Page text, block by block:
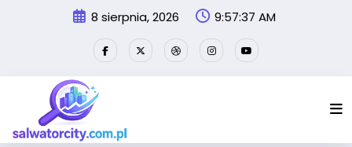
8 sierpnia, 2026 9:57:37 AM